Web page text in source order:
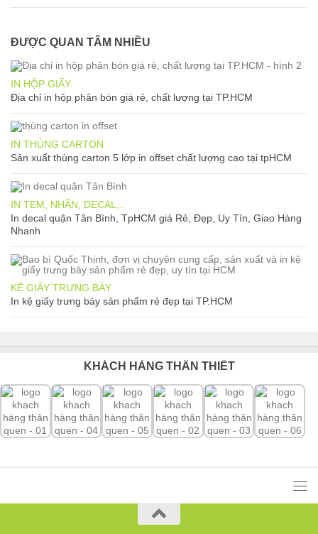
ĐƯỢC QUAN TÂM NHIỀU
IN HỘP GIẤY
Địa chỉ in hộp phân bón giá rẻ, chất lượng tại TP.HCM
IN THÙNG CARTON
Sản xuất thùng carton 5 lớp in offset chất lượng cao tại tpHCM
IN TEM, NHÃN, DECAL,..
In decal quận Tân Bình, TpHCM giá Rẻ, Đẹp, Uy Tín, Giao Hàng
Nhanh
KỆ GIẤY TRƯNG BÀY
In kệ giấy trưng bày sản phẩm rẻ đẹp tại TP.HCM
KHÁCH HÀNG THÂN THIẾT